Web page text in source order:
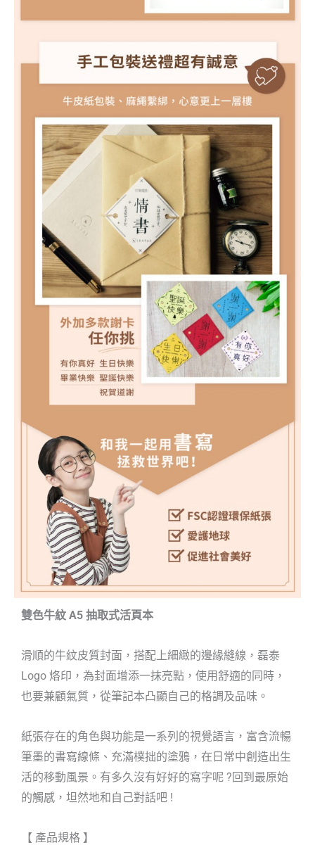
雙色牛紋 A5 抽取式活頁本
滑順的牛紋皮質封面，搭配上細緻的邊緣縫線， 磊泰
Logo 烙印，為封面增添一抹亮點，使用舒適的同時，
也要兼顧氣質，從筆記本凸顯自己的格調及品味。
紙張存在的角色與功能是一系列的視覺語言，富含流暢
筆墨的書寫線條、充滿樸拙的塗鴉，在日常中創造出生
活的移動風景。有多久沒有好好的寫字呢 ?回到最原始
的觸感，坦然地和自己對話吧 !
【 產品規格 】